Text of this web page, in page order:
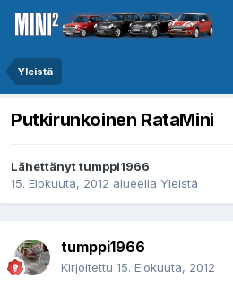
Yleistä
Putkirunkoinen RataMini
Lähettänyttumppi1966
15. Elokuuta, 2012 alueella Yleistä
tumppi1966
Kirjoitettu 15. Elokuuta, 2012